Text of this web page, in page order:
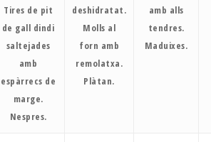
Tires de pit
de gall dindi
saltejades
amb
espàrrecs de
marge.
Nespres.
deshidratat.
Molls al
forn amb
remolatxa.
Plàtan.
amb alls
tendres.
Maduixes.